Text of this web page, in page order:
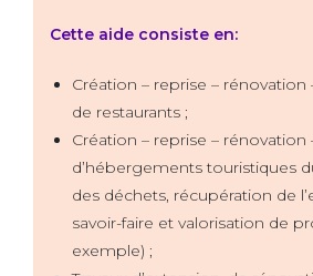
Cette aide consiste en:
Création – reprise –
de restaurants ;
Création – reprise –
d’hébergements touristiques
des déchets, récupération de
savoir-faire et valorisation de
exemple) ;